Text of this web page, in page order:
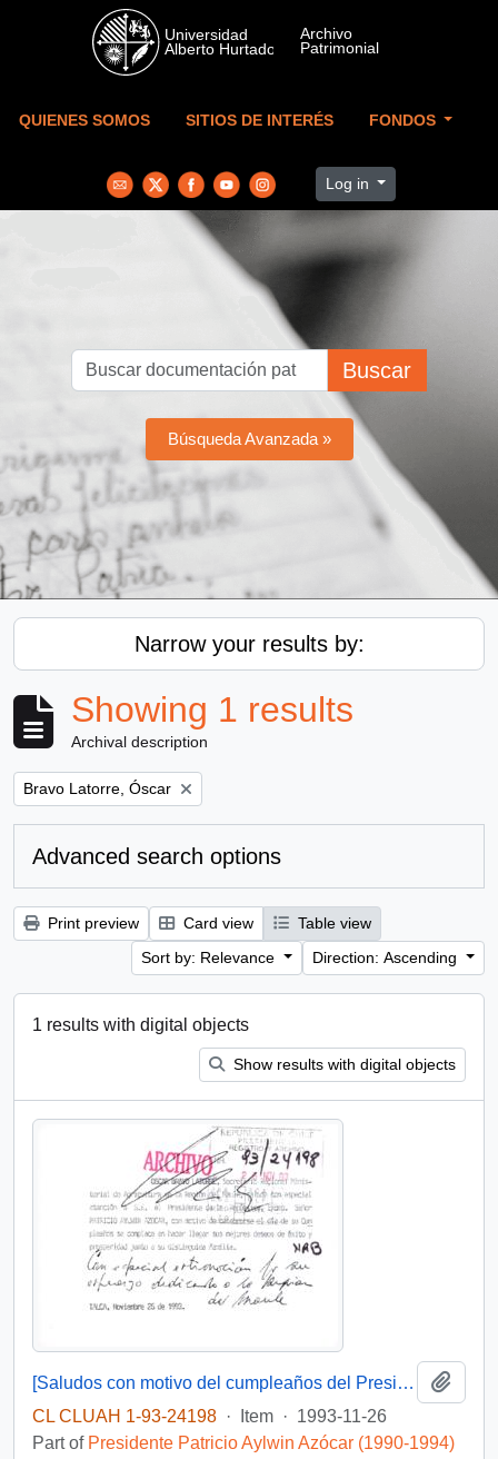
Skip to main content
QUIENES SOMOS SITIOS DE INTERÉS FONDOS
Log in
Buscar
Búsqueda Avanzada »
Narrow your results by:
Showing 1 results
Archival description
Remove filter:
Bravo Latorre, Óscar
Advanced search options
Print preview Card view
Table view
Sort by: Relevance
Direction: Ascending
1 results with digital objects
Show results with digital objects
[Saludos con motivo del cumpleaños del Presidente]
CL CLUAH 1-93-24198 · Item · 1993-11-26
Part of Presidente Patricio Aylwin Azócar (1990-1994)